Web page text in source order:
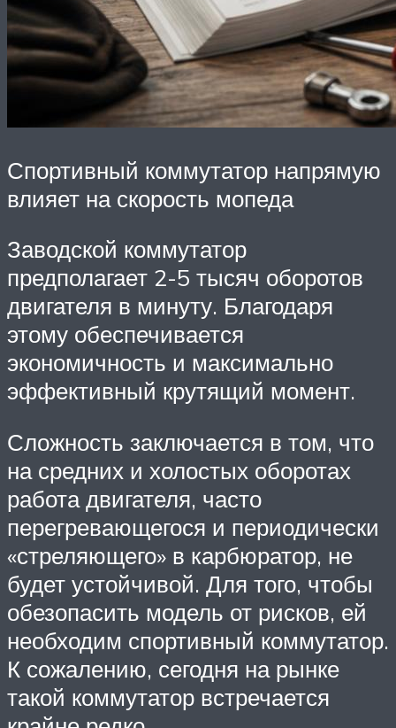
Спортивный коммутатор напрямую
влияет на скорость мопеда
Заводской коммутатор
предполагает 2-5 тысяч оборотов
двигателя в минуту. Благодаря
этому обеспечивается
экономичность и максимально
эффективный крутящий момент.
Сложность заключается в том, что
на средних и холостых оборотах
работа двигателя, часто
перегревающегося и периодически
«стреляющего» в карбюратор, не
будет устойчивой. Для того, чтобы
обезопасить модель от рисков, ей
необходим спортивный коммутатор.
К сожалению, сегодня на рынке
такой коммутатор встречается